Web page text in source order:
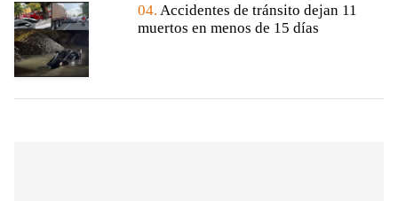
04. Accidentes de tránsito dejan 11
muertos en menos de 15 días